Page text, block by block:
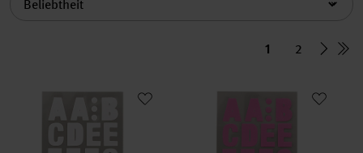
1 2
Paper Poetry Office Sticker Buchstaben weiß 4 Bogen
Paper Poetry Office Sticker